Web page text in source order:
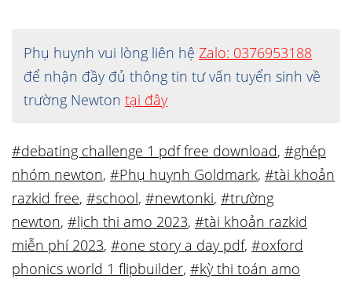
Phụ huynh vui lòng liên hệ Zalo: 0376953188
để nhận đầy đủ thông tin tư vấn tuyển sinh về
trường Newton tại đây
#debating challenge 1 pdf free download, #ghép
nhóm newton, #Phụ huynh Goldmark, #tài khoản
razkid free, #school, #newtonki, #trường
newton, #lịch thi amo 2023, #tài khoản razkid
miễn phí 2023, #one story a day pdf, #oxford
phonics world 1 flipbuilder, #kỳ thi toán amo